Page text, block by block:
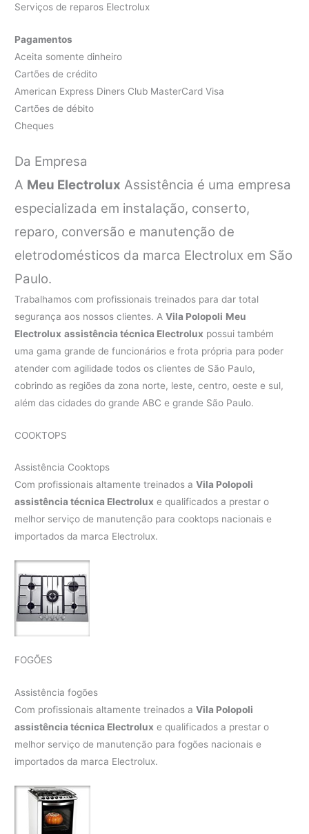
Serviços de reparos Electrolux
Pagamentos
Aceita somente dinheiro
Cartões de crédito
American Express Diners Club MasterCard Visa
Cartões de débito
Cheques
Da Empresa
A Meu Electrolux Assistência é uma empresa
especializada em instalação, conserto,
reparo, conversão e manutenção de
eletrodomésticos da marca Electrolux em São
Paulo.
Trabalhamos com profissionais treinados para dar total
segurança aos nossos clientes. AVila Polopoli Meu
Electrolux assistência técnica Electrolux possui também
uma gama grande de funcionários e frota própria para poder
atender com agilidade todos os clientes de São Paulo,
cobrindo as regiões da zona norte, leste, centro, oeste e sul,
além das cidades do grande ABC e grande São Paulo.
COOKTOPS
Assistência Cooktops
Com profissionais altamente treinados aVila Polopoli
assistência técnica Electrolux e qualificados a prestar o
melhor serviço de manutenção para cooktops nacionais e
importados da marca Electrolux.
FOGÕES
Assistência fogões
Com profissionais altamente treinados aVila Polopoli
assistência técnica Electrolux e qualificados a prestar o
melhor serviço de manutenção para fogões nacionais e
importados da marca Electrolux.